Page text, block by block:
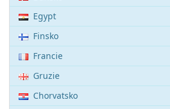
Egypt
Finsko
Francie
Gruzie
Chorvatsko